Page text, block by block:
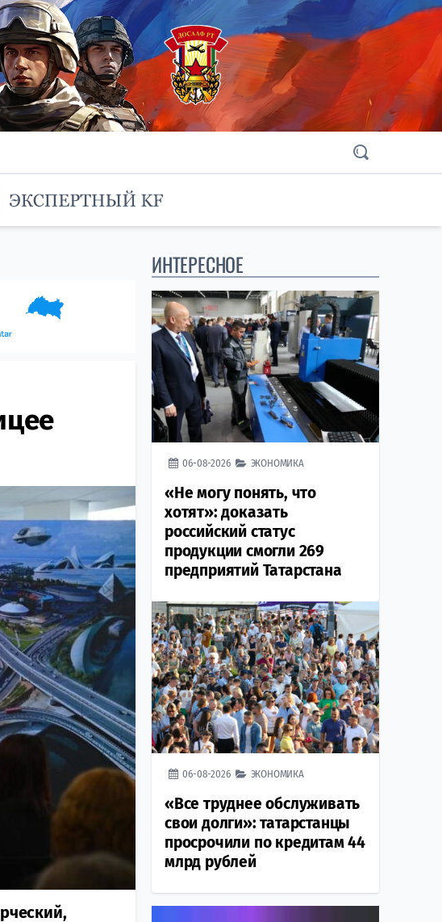
ИНТЕРЕСНОЕ
06-08-2026 ЭКОНОМИКА
«Не могу понять, что
хотят»: доказать
российский статус
продукции смогли 269
предприятий Татарстана
06-08-2026 ЭКОНОМИКА
«Все труднее обслуживать
свои долги»: татарстанцы
просрочили по кредитам 44
млрд рублей